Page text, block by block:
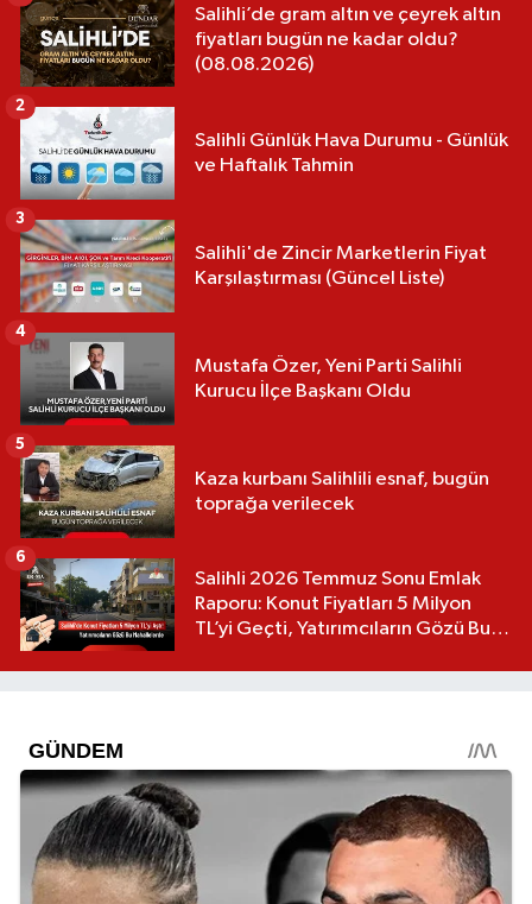
Salihli’de gram altın ve çeyrek altın
fiyatları bugün ne kadar oldu?
(08.08.2026)
Salihli Günlük Hava Durumu - Günlük
ve Haftalık Tahmin
2
Salihli'de Zincir Marketlerin Fiyat
Karşılaştırması (Güncel Liste)
3
Mustafa Özer, Yeni Parti Salihli
Kurucu İlçe Başkanı Oldu
4
Kaza kurbanı Salihlili esnaf, bugün
toprağa verilecek
5
Salihli 2026 Temmuz Sonu Emlak
Raporu: Konut Fiyatları 5 Milyon
TL’yi Geçti, Yatırımcıların Gözü Bu
6